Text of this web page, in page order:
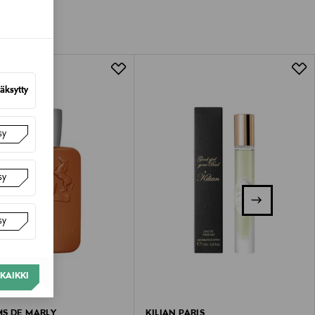
valittuun osoitteeseen.